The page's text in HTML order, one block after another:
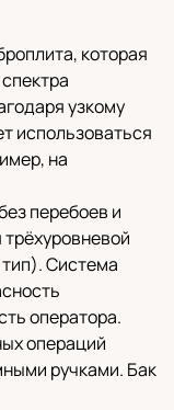
которая
узкому
использоваться
на
перебоев и
Система
оператора.
операций
ручками. Бак